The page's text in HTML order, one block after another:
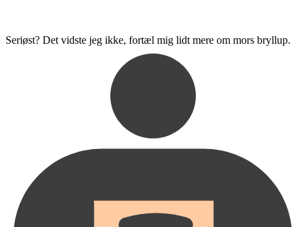
Seriøst? Det vidste jeg ikke, fortæl mig lidt mere om mors bryllup.